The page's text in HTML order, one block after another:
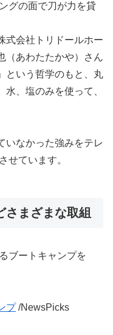
グの面で刀が力を貸
式会社トリドールホー
（あわたたかや）さん
という哲学のもと、丸
、塩のみを使って、
いなかった強みをテレ
せています。
さまざまな取組
ブートキャンプを
プ/NewsPicks